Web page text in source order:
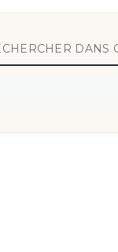
DANS